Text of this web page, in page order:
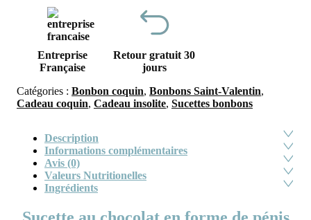
Entreprise
Française
Retour gratuit 30
jours
Catégories : Bonbon coquin, Bonbons Saint-Valentin,
Cadeau coquin, Cadeau insolite, Sucettes bonbons
Description
Informations complémentaires
Avis (0)
Valeurs Nutritionelles
Ingrédients